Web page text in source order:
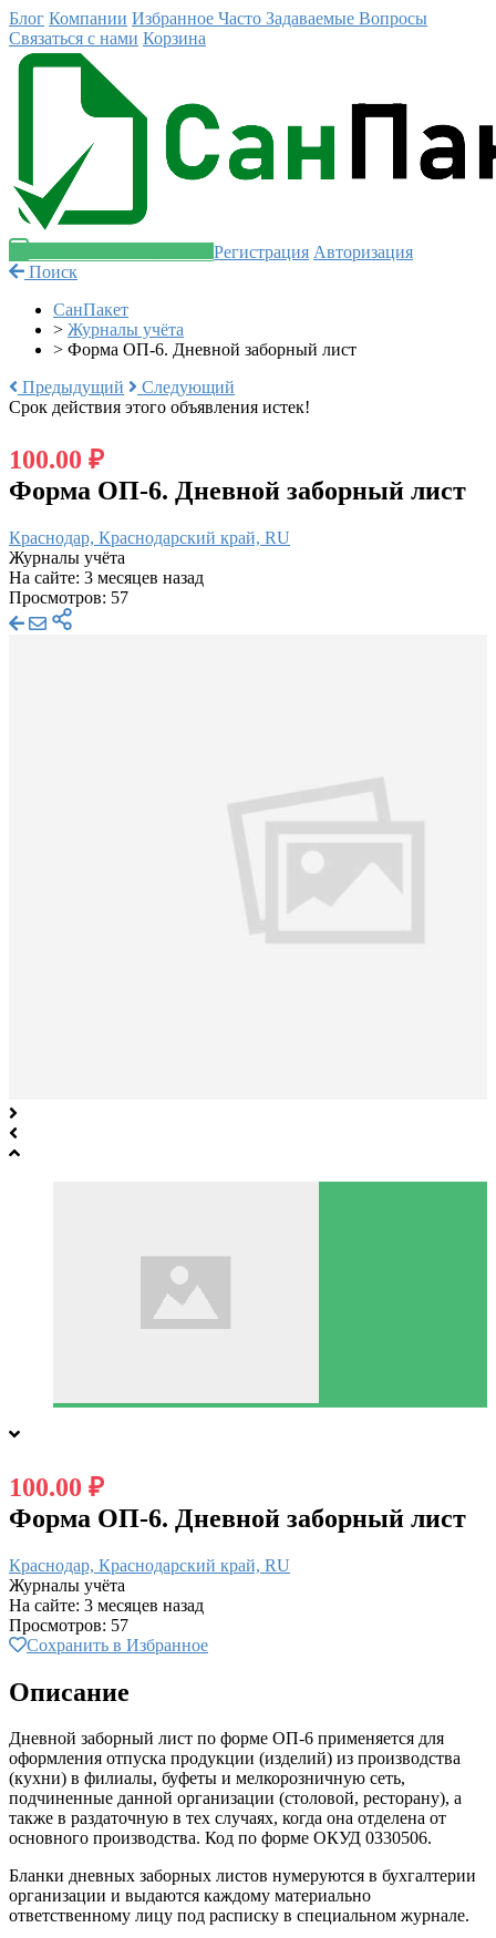
Блог Компании Избранное Часто Задаваемые Вопросы
Связаться с нами Корзина
Регистрация Авторизация
Поиск
СанПакет
> Журналы учёта
> Форма ОП-6. Дневной заборный лист
Предыдущий
Следующий
Срок действия этого объявления истек!
100.00 ₽
Форма ОП-6. Дневной заборный лист
Краснодар, Краснодарский край, RU
Журналы учёта
На сайте: 3 месяцев назад
Просмотров: 57
100.00 ₽
Форма ОП-6. Дневной заборный лист
Краснодар, Краснодарский край, RU
Журналы учёта
На сайте: 3 месяцев назад
Просмотров: 57
Сохранить в Избранное
Описание
Дневной заборный лист по форме ОП-6 применяется для
оформления отпуска продукции (изделий) из производства
(кухни) в филиалы, буфеты и мелкорозничную сеть,
подчиненные данной организации (столовой, ресторану), а
также в раздаточную в тех случаях, когда она отделена от
основного производства. Код по форме ОКУД 0330506.
Бланки дневных заборных листов нумеруются в бухгалтерии
организации и выдаются каждому материально
ответственному лицу под расписку в специальном журнале.